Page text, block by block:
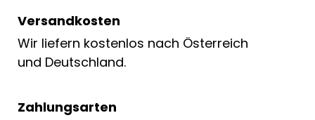
Versandkosten
Wir liefern kostenlos nach Österreich
und Deutschland.
Zahlungsarten